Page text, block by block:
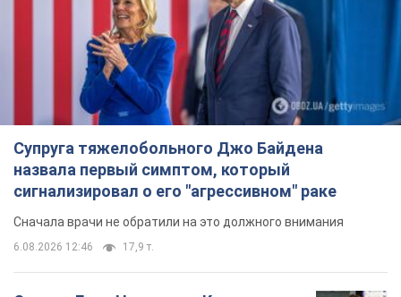
сигнализировал о его "агрессивном" раке
Сначала врачи не обратили на это должного внимания
6.08.2026 12:46 17,9 т.
Отпуск Леси Никитюк в Карпатах
обернулся скандалом: почему
ведущую несправедливо захейтили
Знаменитость вышла на прямую
над "i"
6.08.2026 17:32 14,6 т.